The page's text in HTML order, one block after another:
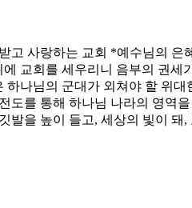
고 사랑하는 교회 *예수님의
교회를 세우리니 음부의 권
나님의 군대가 외쳐야 할 위
도를 통해 하나님 나라의 영역
발을 높이 들고, 세상의 빛이